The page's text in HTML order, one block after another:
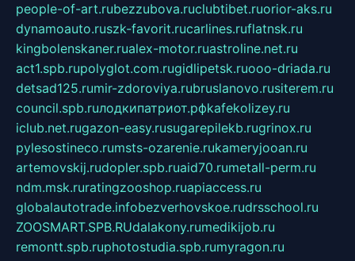
people-of-art.rubezzubova.ruclubtibet.ruorior-aks.ru
dynamoauto.ruszk-favorit.rucarlines.ruflatnsk.ru
kingbolenskaner.rualex-motor.ruastroline.net.ru
act1.spb.rupolyglot.com.rugidlipetsk.ruooo-driada.ru
detsad125.rumir-zdoroviya.rubruslanovo.rusiterem.ru
council.spb.ruлодкипатриот.рфkafekolizey.ru
iclub.net.rugazon-easy.rusugarepilekb.rugrinox.ru
pylesostineco.rumsts-ozarenie.rukameryjooan.ru
artemovskij.rudopler.spb.ruaid70.rumetall-perm.ru
ndm.msk.ruratingzooshop.ruapiaccess.ru
globalautotrade.infobezverhovskoe.rudrsschool.ru
ZOOSMART.SPB.RUdalakony.rumedikijob.ru
remontt.spb.ruphotostudia.spb.rumyragon.ru